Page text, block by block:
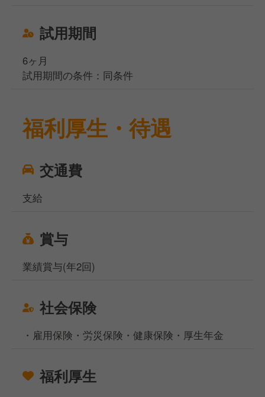
試用期間
6ヶ月
試用期間の条件：同条件
福利厚生・待遇
交通費
支給
賞与
業績賞与(年2回)
社会保険
・雇用保険・労災保険・健康保険・厚生年金
福利厚生